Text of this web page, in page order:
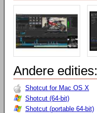
Andere edities:
Shotcut for Mac OS X
Shotcut (64-bit)
Shotcut (portable 64-bit)